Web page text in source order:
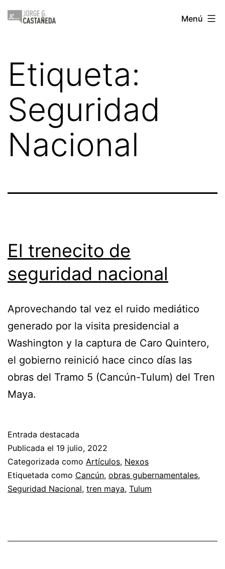
Saltar
Jorge
Menú
Etiqueta:
Seguridad
Nacional
El trenecito de
seguridad nacional
Aprovechando tal vez el ruido mediático
generado por la visita presidencial a
Washington y la captura de Caro Quintero,
el gobierno reinició hace cinco días las
obras del Tramo 5 (Cancún-Tulum) del Tren
Maya.
Entrada destacada
Publicada el 19 julio, 2022
Categorizada como Artículos, Nexos
Etiquetada como Cancún, obras gubernamentales,
Seguridad Nacional, tren maya, Tulum